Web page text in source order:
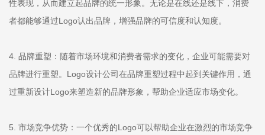
性表现，从而建立起品牌的统一形象。无论是在线还是线下，消费
者都能够通过Logo认出品牌，增强品牌的可信度和认知度。
4. 品牌重塑：随着市场环境和消费者需求的变化，企业可能需要对
品牌进行重塑。Logo设计公司在品牌重塑过程中起到关键作用，通
过重新设计Logo来塑造新的品牌形象，帮助企业适应市场变化。
5. 市场竞争优势：一个优秀的Logo可以帮助企业在激烈的市场竞争